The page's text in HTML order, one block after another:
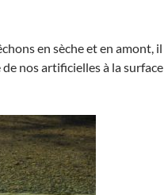
en sèche et en amont, il
nos artificielles à la surface